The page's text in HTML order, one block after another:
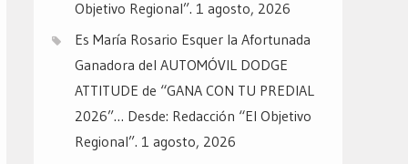
Objetivo Regional”. 1 agosto, 2026
Es María Rosario Esquer la Afortunada
Ganadora del AUTOMÓVIL DODGE
ATTITUDE de “GANA CON TU PREDIAL
2026”… Desde: Redacción “El Objetivo
Regional”. 1 agosto, 2026